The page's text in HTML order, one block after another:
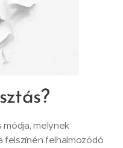
melynek
felszínén felhalmozódó